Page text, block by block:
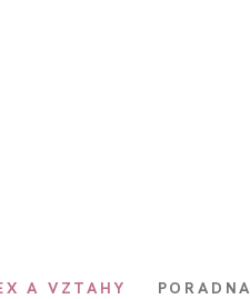
A VZTAHY PORADNA